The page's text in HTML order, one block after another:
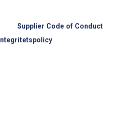
Supplier Code of Conduct
Integritetspolicy